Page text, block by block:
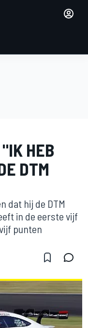
"IK HEB
DTM
dat hij de DTM
in de eerste vijf
punten